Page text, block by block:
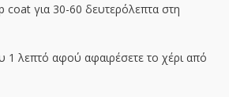
coat για 30-60 δευτερόλεπτα στη
1 λεπτό αφού αφαιρέσετε το χέρι από